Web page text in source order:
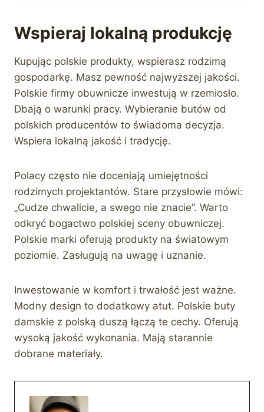
Wspieraj lokalną produkcję
Kupując polskie produkty, wspierasz rodzimą
gospodarkę. Masz pewność najwyższej jakości.
Polskie firmy obuwnicze inwestują w rzemiosło.
Dbają o warunki pracy. Wybieranie butów od
polskich producentów to świadoma decyzja.
Wspiera lokalną jakość i tradycję.
Polacy często nie doceniają umiejętności
rodzimych projektantów. Stare przysłowie mówi:
„Cudze chwalicie, a swego nie znacie”. Warto
odkryć bogactwo polskiej sceny obuwniczej.
Polskie marki oferują produkty na światowym
poziomie. Zasługują na uwagę i uznanie.
Inwestowanie w komfort i trwałość jest ważne.
Modny design to dodatkowy atut. Polskie buty
damskie z polską duszą łączą te cechy. Oferują
wysoką jakość wykonania. Mają starannie
dobrane materiały.